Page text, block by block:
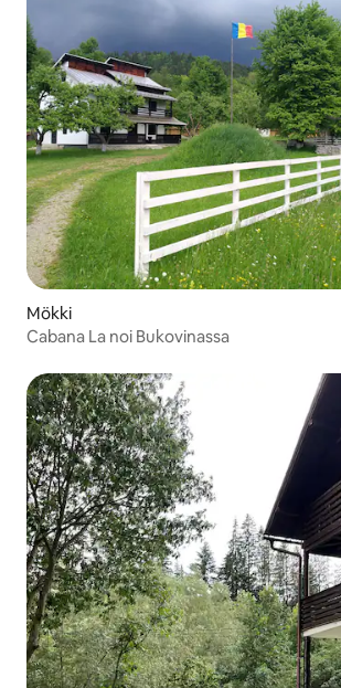
Mökki
Cabana La noi Bukovinassa